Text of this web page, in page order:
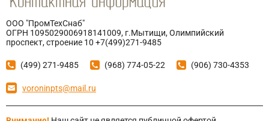
ООО "ПромТехСнаб"
ОГРН 1095029006918141009, г.Мытищи, Олимпийский
проспект, строение 10 +7(499)271-9485
(499) 271-9485 (968) 774-05-22 (906) 730-4353
voroninpts@mail.ru